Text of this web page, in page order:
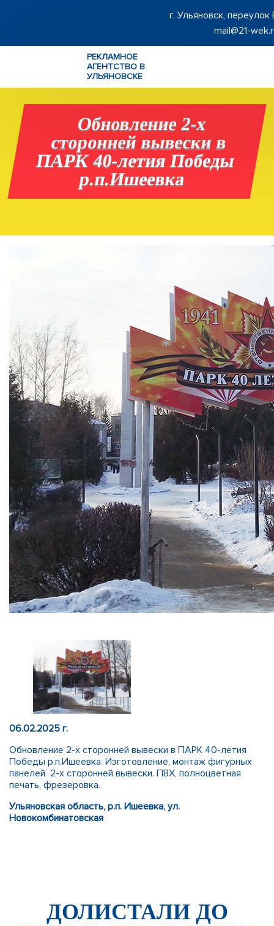
г. Ульяновск,
mail@21-
РЕКЛАМНОЕ
АГЕНТСТВО В
УЛЬЯНОВСКЕ
Обновление 2-х
сторонней вывески в
ПАРК 40-летия Победы
р.п.Ишеевка
06.02.2025 г.
Обновление 2-х сторонней вывески в ПАРК 40-летия
Победы р.п.Ишеевка. Изготовление, монтаж фигурных
панелей 2-х сторонней вывески. ПВХ, полноцветная
печать, фрезеровка.
Ульяновская область, р.п. Ишеевка, ул.
Новокомбинатовская
ДОЛИСТАЛИ ДО